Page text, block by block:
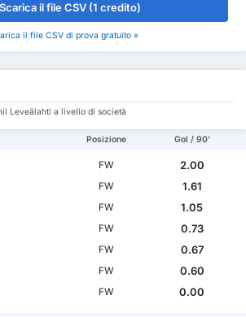
Scarica il file CSV (1 credito)
il file CSV di prova gratuito »
Leveälahti a livello di società
Posizione Gol / 90'
FW
2.00
FW
1.61
FW
1.05
FW
0.73
FW
0.67
FW
0.60
FW 0.00